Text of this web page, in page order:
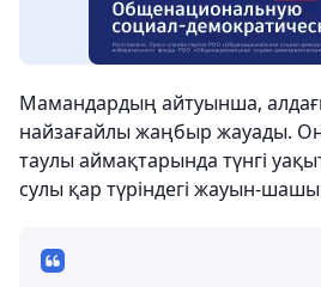
Мамандардың айтуынша,
найзағайлы жаңбыр жауады.
таулы аймақтарында түнгі
сулы қар түріндегі жауын-